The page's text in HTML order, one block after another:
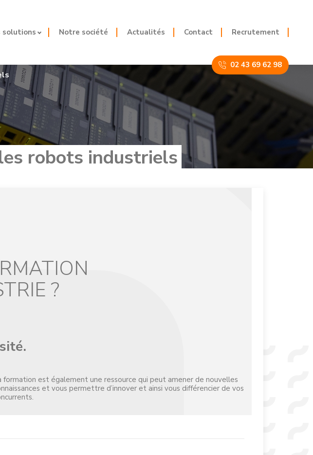
02 43 69 62 98
solutions Notre société Actualités Contact Recrutement
robots industriels
?
formation est également une ressource qui peut amener de nouvelles
et vous permettre d’innover et ainsi vous différencier de vos